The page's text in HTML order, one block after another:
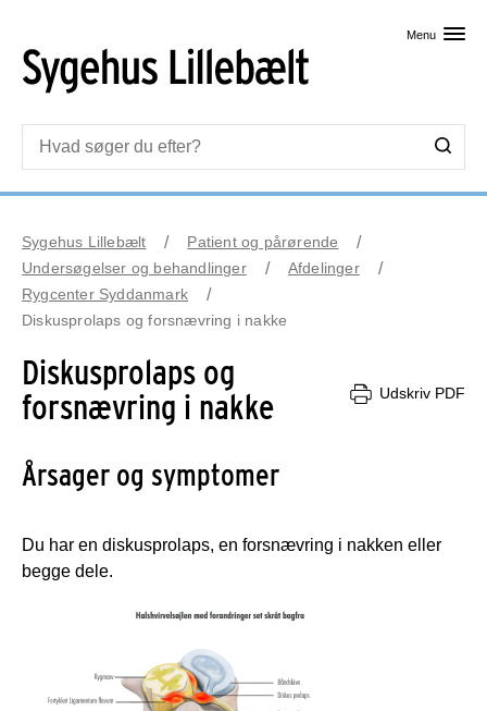
Menu
Sygehus Lillebælt
Patient og pårørende
Undersøgelser og behandlinger
Afdelinger
Rygcenter Syddanmark
Diskusprolaps og forsnævring i nakke
Diskusprolaps og
forsnævring i nakke
Udskriv PDF
Årsager og symptomer
Du har en diskusprolaps, en forsnævring i nakken eller
begge dele.